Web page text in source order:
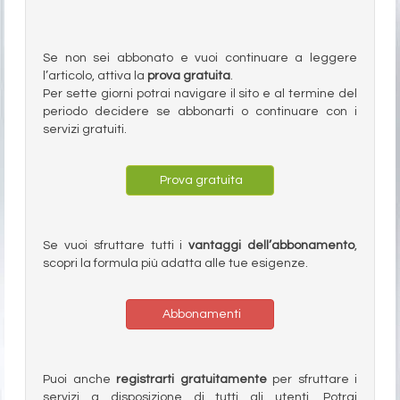
Se non sei abbonato e vuoi continuare a leggere
l’articolo, attiva la prova gratuita.
Per sette giorni potrai navigare il sito e al termine del
periodo decidere se abbonarti o continuare con i
servizi gratuiti.
Prova gratuita
Se vuoi sfruttare tutti ivantaggi dell’abbonamento,
scopri la formula più adatta alle tue esigenze.
Abbonamenti
Puoi anche registrarti gratuitamenteper sfruttare i
servizi a disposizione di tutti gli utenti. Potrai